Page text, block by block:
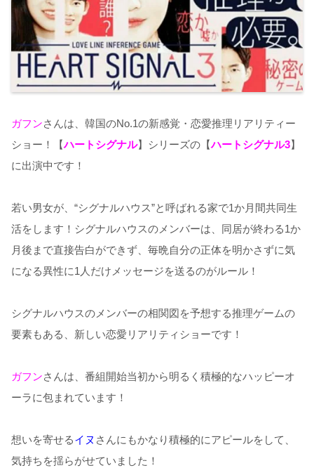
ガフンさんは、韓国のNo.1の新感覚・恋愛推理リアリティー
ショー！【ハートシグナル】シリーズの【ハートシグナル3】
に出演中です！
若い男女が、 “シグナルハウス”と呼ばれる家で1か月間共同生
活をします！シグナルハウスのメンバーは、同居が終わる1か
月後まで直接告白ができず、毎晩自分の正体を明かさずに気
になる異性に1 人だけメッセージを送るのがルール！
シグナルハウスのメンバーの相関図を予想する推理ゲームの
要素もある、新しい恋愛リアリティショーです！
ガフンさんは、番組開始当初から明るく積極的なハッピーオ
ーラに包まれています！
想いを寄せるイヌ さんにもかなり積極的にアピールをして、
気持ちを揺らがせていました！